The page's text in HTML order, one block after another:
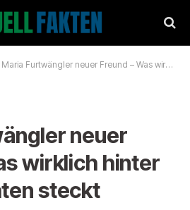
Maria Furtwängler neuer Freund – Was wirklich hinter den Gerüchten steckt
neuer
wirklich hinter
steckt